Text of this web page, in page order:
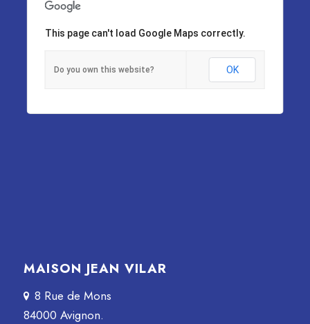
This page can't load Google Maps correctly.
Do you own this website? OK
MAISON JEAN VILAR
8 Rue de Mons
84000 Avignon.